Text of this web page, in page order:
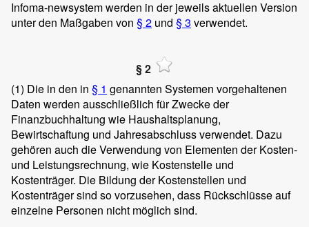
Infoma-newsystem werden in der jeweils aktuellen Version
unter den Maßgaben von § 2 und § 3 verwendet.
§ 2
(1) Die in den in § 1 genannten Systemen vorgehaltenen
Daten werden ausschließlich für Zwecke der
Finanzbuchhaltung wie Haushaltsplanung,
Bewirtschaftung und Jahresabschluss verwendet. Dazu
gehören auch die Verwendung von Elementen der Kosten-
und Leistungsrechnung, wie Kostenstelle und
Kostenträger. Die Bildung der Kostenstellen und
Kostenträger sind so vorzusehen, dass Rückschlüsse auf
einzelne Personen nicht möglich sind.